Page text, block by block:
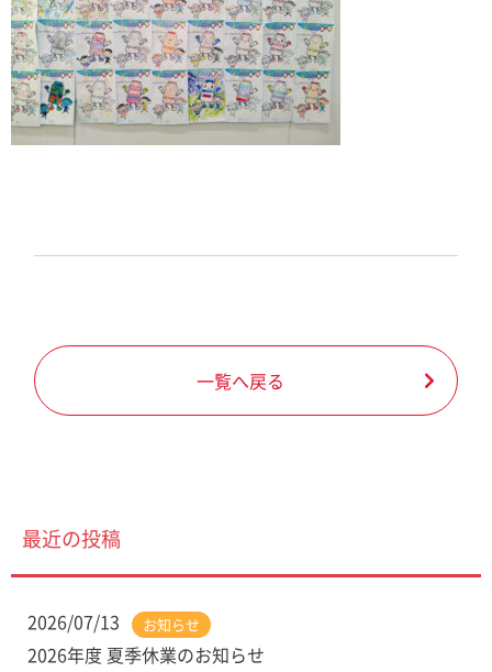
一覧へ戻る
最近の投稿
2026/07/13 お知らせ
2026年度 夏季休業のお知らせ